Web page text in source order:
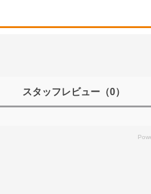
スタッフレビュー （0）